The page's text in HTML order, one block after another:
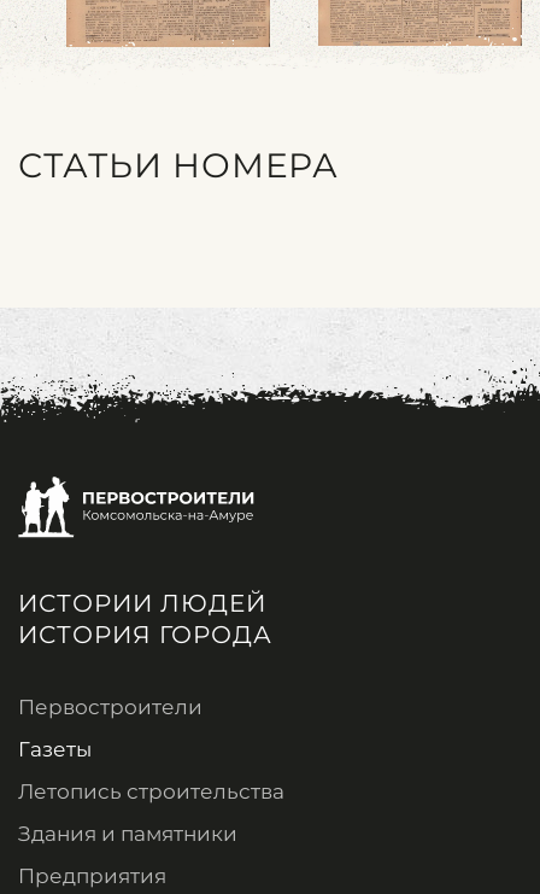
СТАТЬИ НОМЕРА
ИСТОРИИ ЛЮДЕЙ
ИСТОРИЯ ГОРОДА
Первостроители
Газеты
Летопись строительства
Здания и памятники
Предприятия